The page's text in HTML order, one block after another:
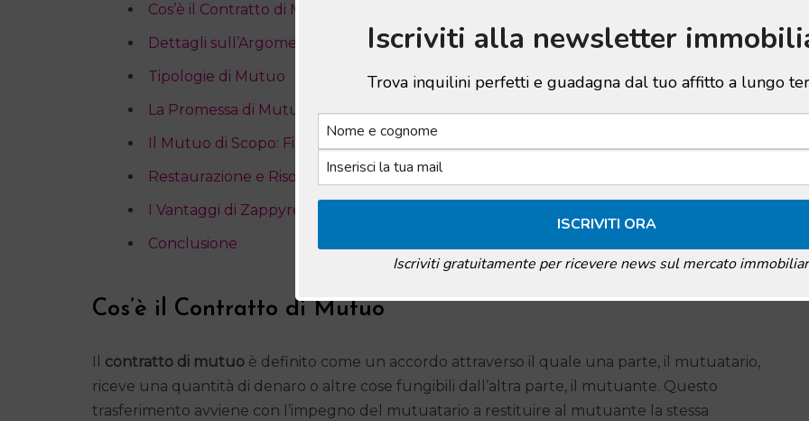
Cos’è il Contratto di Mutuo
Dettagli sull’Argomento e Art 1813 CC
Tipologie di Mutuo
La Promessa di Mutuo: Aspetti Consensuali
Il Mutuo di Scopo: Finalità e Obblighi
Restaurazione e Risoluzione del Mutuo
I Vantaggi di Zappyrent nel Contratto di Mutuo
Conclusione
Cos’è il Contratto di Mutuo
contratto di mutuo è definito come un accordo attraverso il quale una parte, il mutuatario,
riceve una quantità di denaro o altre cose fungibili dall’altra parte, il mutuante. Questo
trasferimento avviene con l’impegno del mutuatario a restituire al mutuante la stessa
Iscriviti alla newsletter
Trova inquilini perfetti e guadagna dal tuo affitto a lungo
Iscriviti gratuitamente per ricevere news sul mercato